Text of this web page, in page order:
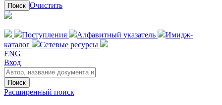
Поиск Очистить
Поступления Алфавитный указатель
Имидж-
каталог
Сетевые ресурсы
ENG
Вход
Поиск
Расширенный поиск